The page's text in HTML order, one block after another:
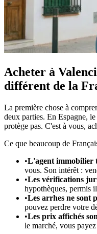
Acheter à
différent de la
La première chose à
deux parties. En Espagne,
protège pas. C'est à vous,
Ce que beaucoup de
•L'agent immobilier
vous. Son intérêt :
•Les vérifications
hypothèques, permis
•Les arrhes ne sont
pouvez perdre votre
•Les prix affichés
le marché, vous